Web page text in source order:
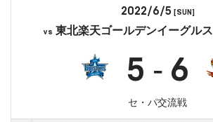
2022/6/5 [SUN]
vs 東北楽天ゴールデンイーグルス
5 - 6
セ・パ交流戦